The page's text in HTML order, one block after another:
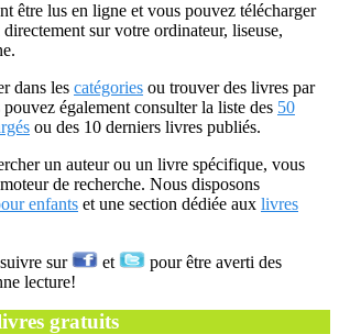
être lus en ligne et vous pouvez télécharger
sur votre ordinateur, liseuse,
dans les catégories ou trouver des livres par
pouvez également consulter la liste des 50
ou des 10 derniers livres publiés.
un auteur ou un livre spécifique, vous
de recherche. Nous disposons
enfants et une section dédiée aux livres
sur et
pour être averti des
lecture!
gratuits